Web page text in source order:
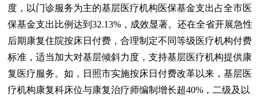
度，以门诊服务为主的基层医疗机构医保基金支出占全市医
保基金支出比例达到32.13%，成效显著。还在全省开展急性
后期康复住院按床日付费，合理制定不同等级医疗机构付费
标准，适当加大对基层倾斜力度，支持基层医疗机构提供康
复医疗服务。如，日照市实施按床日付费改革以来，基层医
疗机构康复科床位与康复治疗师编制增长超40%，二级及以